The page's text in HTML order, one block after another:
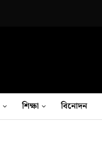
শিক্ষা বিনোদন